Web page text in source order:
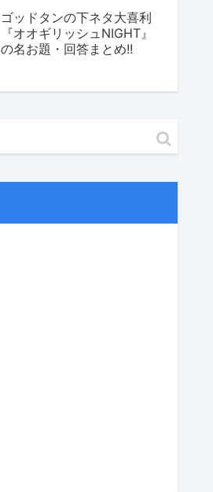
ゴッドタンの下ネタ大喜利
『オオギリッシュNIGHT』
の名お題・回答まとめ!!